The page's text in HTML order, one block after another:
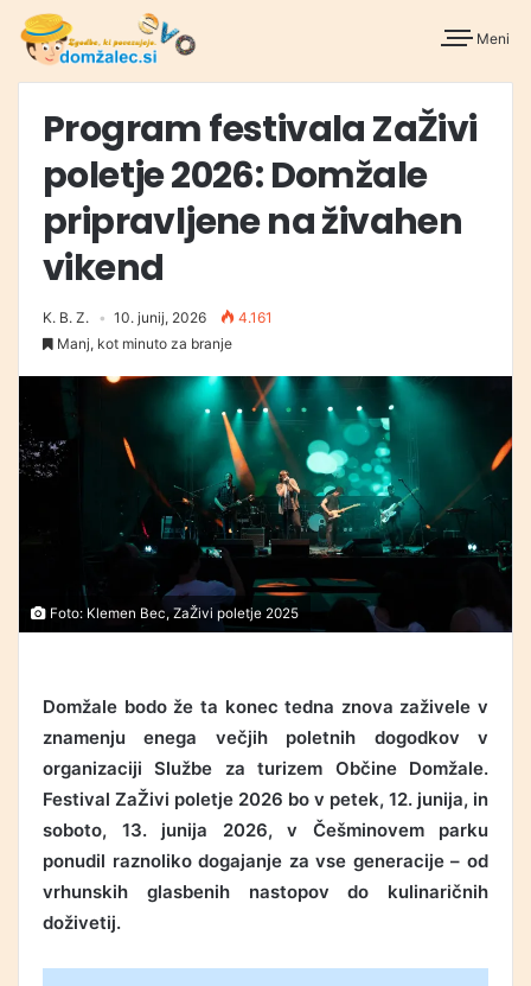
Meni
Program festivala ZaŽivi
poletje 2026: Domžale
pripravljene na živahen
vikend
K. B. Z. 10. junij, 2026
4.161
Manj, kot minuto za branje
Foto: Klemen Bec, ZaŽivi poletje 2025
Domžale bodo že ta konec tedna znova zaživele v
znamenju enega večjih poletnih dogodkov v
organizacijiSlužbe za turizem Občine Domžale.
Festival ZaŽivi poletje 2026 bo v petek, 12. junija, in
soboto, 13. junija 2026, v Češminovem parku
ponudil raznoliko dogajanje za vse generacije – od
vrhunskih glasbenih nastopov do kulinaričnih
doživetij.